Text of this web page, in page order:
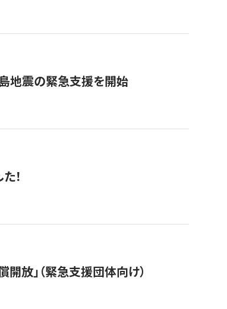
地震の緊急支援を開始
！
放」（緊急支援団体向け）